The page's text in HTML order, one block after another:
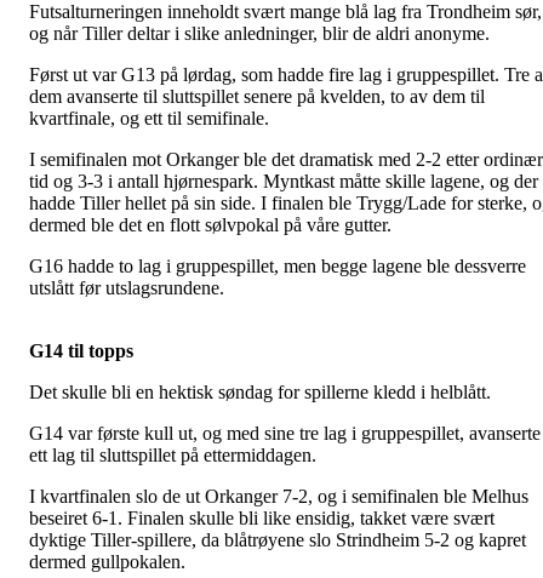
Futsalturneringen inneholdt svært mange blå lag fra Trondheim sør,
og når Tiller deltar i slike anledninger, blir de aldri anonyme.
Først ut var G13 på lørdag, som hadde fire lag i gruppespillet. Tre
dem avanserte til sluttspillet senere på kvelden, to av dem til
kvartfinale, og ett til semifinale.
I semifinalen mot Orkanger ble det dramatisk med 2-2 etter ordinær
tid og 3-3 i antall hjørnespark. Myntkast måtte skille lagene, og der
hadde Tiller hellet på sin side. I finalen ble Trygg/Lade for sterke,
dermed ble det en flott sølvpokal på våre gutter.
G16 hadde to lag i gruppespillet, men begge lagene ble dessverre
utslått før utslagsrundene.
G14 til topps
Det skulle bli en hektisk søndag for spillerne kledd i helblått.
G14 var første kull ut, og med sine tre lag i gruppespillet, avanserte
ett lag til sluttspillet på ettermiddagen.
I kvartfinalen slo de ut Orkanger 7-2, og i semifinalen ble Melhus
beseiret 6-1. Finalen skulle bli like ensidig, takket være svært
dyktige Tiller-spillere, da blåtrøyene slo Strindheim 5-2 og kapret
dermed gullpokalen.